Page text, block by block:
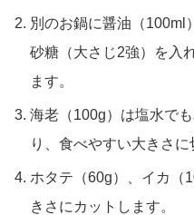
別のお鍋に醤油（100ml
砂糖（大さじ2強）を入
ます。
海老（100g）は塩水で
り、食べやすい大きさに
ホタテ（60g）、イカ（
きさにカットします。